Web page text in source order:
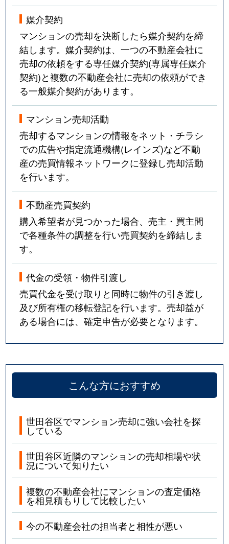
上用賀
上用賀
6,400万円 千歳船橋
徒歩
上用賀
10,000万円 用賀
徒歩
上用賀
5,400万円 用賀
北烏山
5,800万円
北烏山
5,900万円 久我山
徒歩
北烏山
5,800万円 久我山
徒歩
北烏山
4,900万円 千歳烏山
徒歩
北烏山
4,000万円 千歳烏山
徒歩
北沢
3,400万円 笹塚
徒歩6
北沢
3,500万円 笹塚
徒歩6
北沢
3,200万円 笹塚
北沢
7,300万円 下北沢
徒歩5
北沢
6,500万円 下北沢
徒歩2
7,000万円 東北沢
北沢
北沢
7,900万円 東北沢
徒歩2
北沢
5,000万円
徒歩2
喜多見
600万円 喜多見
徒歩2
喜多見
1,000万円 喜多見
媒介契約
マンションの売却を決断したら媒介契約を締
結します。媒介契約は、一つの不動産会社に
売却の依頼をする専任媒介契約(専属専任媒介
契約)と複数の不動産会社に売却の依頼ができ
る一般媒介契約があります。
マンション売却活動
売却するマンションの情報をネット・チラシ
での広告や指定流通機構(レインズ)など不動
産の売買情報ネットワークに登録し売却活動
を行います。
不動産売買契約
購入希望者が見つかった場合、売主・買主間
で各種条件の調整を行い売買契約を締結しま
す。
代金の受領・物件引渡し
売買代金を受け取りと同時に物件の引き渡し
及び所有権の移転登記を行います。売却益が
ある場合には、確定申告が必要となります。
こんな方におすすめ
世田谷区でマンション売却に強い会社を探
している
世田谷区近隣のマンションの売却相場や状
況について知りたい
複数の不動産会社にマンションの査定価格
を相見積もりして比較したい
今の不動産会社の担当者と相性が悪い